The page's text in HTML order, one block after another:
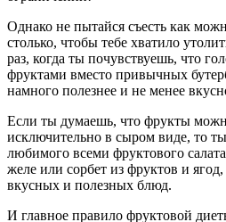
Однако не пытайся съесть как
столько, чтобы тебе хватило
раз, когда ты почувствуешь, что
фруктами вместо привычных
намного полезнее и не менее
Если ты думаешь, что фрукты
исключительно в сыром виде, то
любимого всеми фруктового
желе или сорбет из фруктов и
вкусных и полезных блюд.
И главное правило фруктовой